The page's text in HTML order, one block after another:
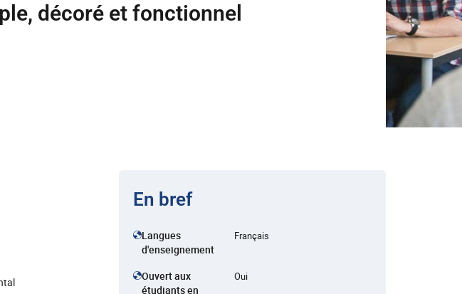
décoré et fonctionnel
En bref
Langues
d'enseignement
Français
Ouvert aux
étudiants en
Oui